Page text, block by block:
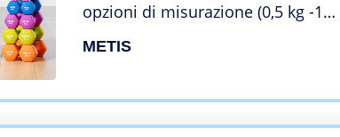
opzioni di misurazione (0,5 kg -10
kg) Peso per Uso Domestico, 2 kg
METIS